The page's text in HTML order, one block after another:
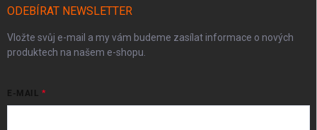
ODEBÍRAT NEWSLETTER
Vložte svůj e-mail a my vám budeme zasílat informace o nových
produktech na našem e-shopu.
E-MAIL